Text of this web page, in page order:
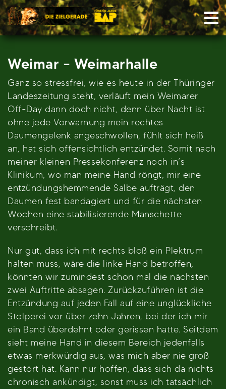
Skip
to
content
Weimar – Weimarhalle
Ganz so stressfrei, wie es heute in der Thüringer
Landeszeitung steht, verläuft mein Weimarer
Off-Day dann doch nicht, denn über Nacht ist
ohne jede Vorwarnung mein rechtes
Daumengelenk angeschwollen, fühlt sich heiß
an, hat sich offensichtlich entzündet. Somit nach
meiner kleinen Pressekonferenz noch in’s
Klinikum, wo man meine Hand röngt, mir eine
entzündungshemmende Salbe aufträgt, den
Daumen fest bandagiert und für die nächsten
Wochen eine stabilisierende Manschette
verschreibt.
Nur gut, dass ich mit rechts bloß ein Plektrum
halten muss, wäre die linke Hand betroffen,
könnten wir zumindest schon mal die nächsten
zwei Auftritte absagen. Zurückzuführen ist die
Entzündung auf jeden Fall auf eine unglückliche
Stolperei vor über zehn Jahren, bei der ich mir
ein Band überdehnt oder gerissen hatte. Seitdem
sieht meine Hand in diesem Bereich jedenfalls
etwas merkwürdig aus, was mich aber nie groß
gestört hat. Kann nur hoffen, dass sich da nichts
chronisch ankündigt, sonst muss ich tatsächlich